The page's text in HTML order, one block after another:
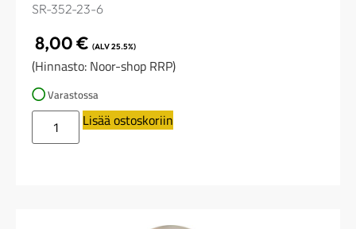
SR-352-23-6
8,00€ (ALV 25.5%)
(Hinnasto: Noor-shop RRP)
Varastossa
Lisää ostoskoriin